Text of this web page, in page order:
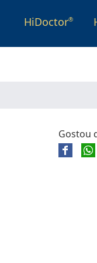
HiDoctor®
Gostou